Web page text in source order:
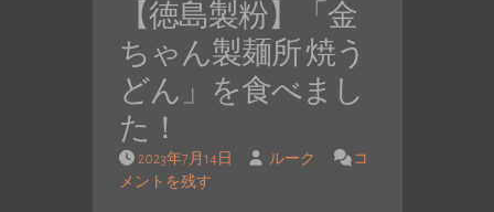
【徳島製粉】「金
ちゃん製麺所 焼う
どん」を食べまし
た！
2023年7月14日 ルーク
コ
メントを残す